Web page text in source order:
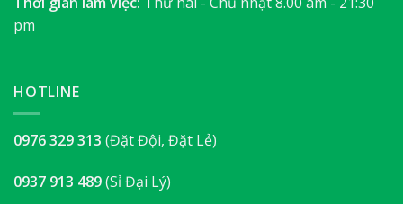
pm
HOTLINE
0976 329 313 (Đặt Đội, Đặt Lẻ)
0937 913 489(Sỉ Đại Lý)